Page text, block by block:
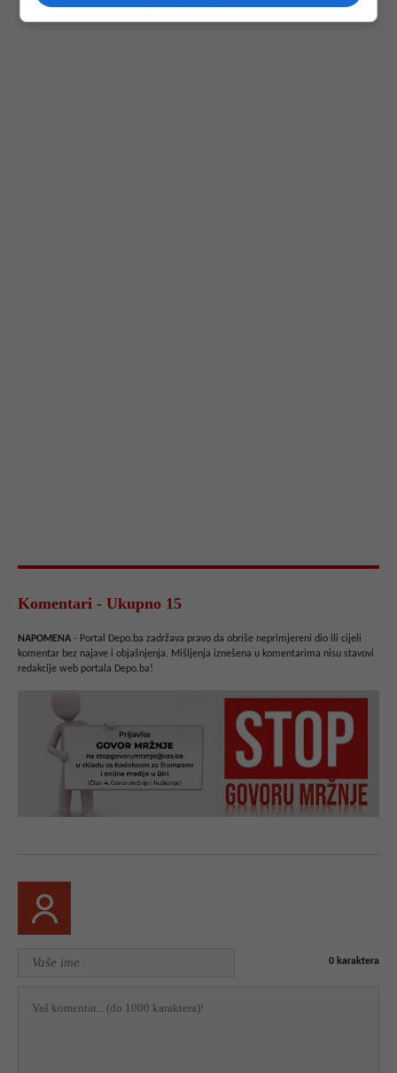
Komentari - Ukupno 15
NAPOMENA - Portal Depo.ba zadržava pravo da obriše neprimjereni dio ili cijeli
komentar bez najave i objašnjenja. Mišljenja iznešena u komentarima nisu stavovi
redakcije web portala Depo.ba!
0 karaktera